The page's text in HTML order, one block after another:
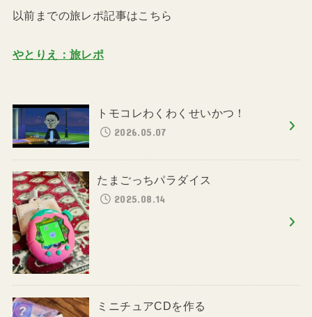
以前までの旅レポ記事はこちら
やとりえ：旅レポ
トモコレわくわくせいかつ！
2026.05.07
たまごっちパラダイス
2025.08.14
ミニチュアCDを作る